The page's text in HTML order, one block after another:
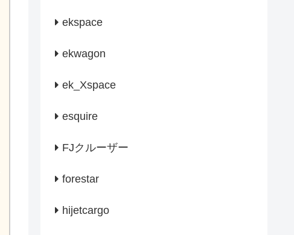
ekspace
ekwagon
ek_Xspace
esquire
FJクルーザー
forestar
hijetcargo